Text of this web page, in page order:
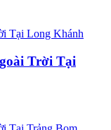
Trời Tại